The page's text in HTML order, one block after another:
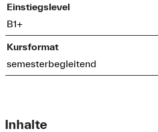
Einstiegslevel
B1+
Kursformat
semesterbegleitend
Inhalte